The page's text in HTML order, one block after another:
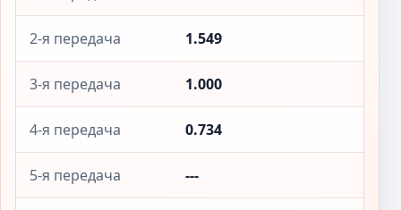
2-я передача 1.549
3-я передача 1.000
4-я передача 0.734
5-я передача ---